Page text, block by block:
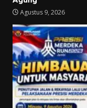
Agustus 9, 2026